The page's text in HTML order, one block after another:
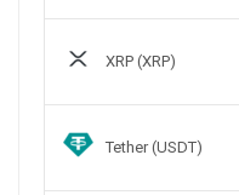
XRP (XRP)
Tether (USDT)